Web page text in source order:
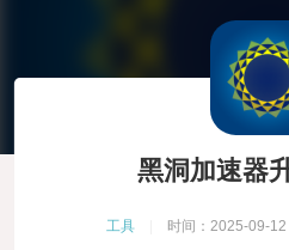
黑洞加速器
工具 时间：2025-09-12